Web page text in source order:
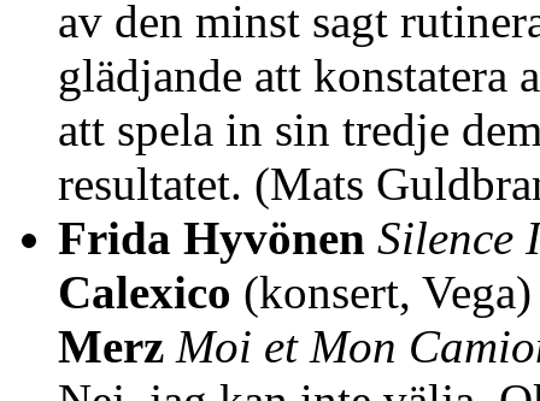
av den minst sagt
glädjande att konstatera
att spela in sin tredje
resultatet. (Mats
Frida Hyvönen Silence
Calexico (konsert, Vega)
Merz Moi et Mon